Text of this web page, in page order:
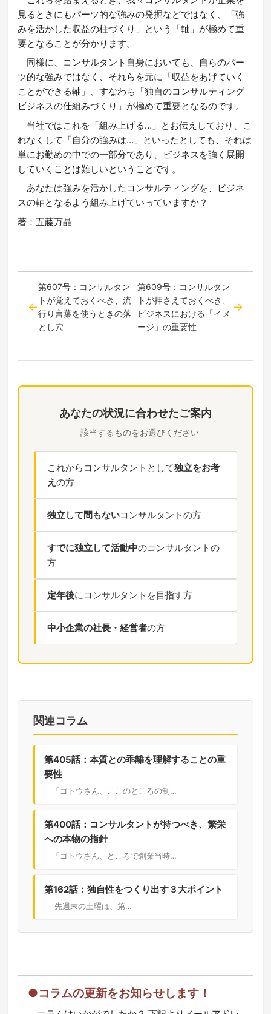
見るときにもパーツ的な強みの発掘などではなく、「強
みを活かした収益の柱づくり」という「軸」が極めて重
要となることが分かります。
同様に、コンサルタント自身においても、自らのパー
ツ的な強みではなく、それらを元に「収益をあげていく
ことができる軸」、すなわち「独自のコンサルティング
ビジネスの仕組みづくり」が極めて重要となるのです。
当社ではこれを「組み上げる…」とお伝えしており、こ
れなくして「自分の強みは…」といったとしても、それは
単にお勤めの中での一部分であり、ビジネスを強く展開
していくことは難しいということです。
あなたは強みを活かしたコンサルティングを、ビジネ
スの軸となるよう組み上げていっていますか？
あなたの状況に合わせたご案内
該当するものをお選びください
これからコンサルタントとして独立をお考
えの方
独立して間もないコンサルタントの方
すでに独立して活動中のコンサルタントの
方
定年後にコンサルタントを目指す方
中小企業の社長・経営者の方
関連コラム
第405話：本質との乖離を理解することの重
要性
「ゴトウさん、ここのところの制…
第400話：コンサルタントが持つべき、繁栄
への本物の指針
「ゴトウさん、ところで創業当時…
第162話：独自性をつくり出す３大ポイント
先週末の土曜は、第…
著：五藤万晶
●コラムの更新をお知らせします！
第607号：コンサルタン
トが覚えておくべき、流
行り言葉を使うときの落
とし穴
第609号：コンサルタン
トが押さえておくべき、
ビジネスにおける「イメ
ージ」の重要性